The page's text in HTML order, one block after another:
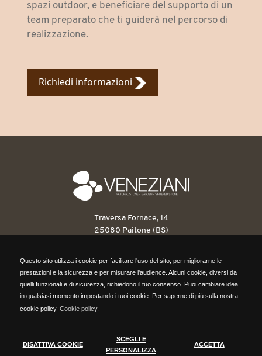
Questo sito utilizza i cookie per facilitare l'uso del sito, per migliorarne le
prestazioni e la sicurezza e per misurare l'audience. Alcuni cookie, diversi da
quelli funzionali e di sicurezza, richiedono il tuo consenso. Puoi cambiare idea
in qualsiasi momento impostando i tuoi cookie. Per saperne di più sulla nostra
DISATTIVA COOKIE SCEGLI COOKIE ACCETTA
Questo sito utilizza i cookie per facilitare l'uso del sito, per migliorarne le
prestazioni e la sicurezza e per misurare l'audience. Alcuni cookie, diversi da
quelli funzionali e di sicurezza, richiedono il tuo consenso. Puoi cambiare idea
in qualsiasi momento impostando i tuoi cookie. Per saperne di più sulla nostra
cookie policy Cookie policy.
DISATTIVA COOKIE
SCEGLI E
PERSONALIZZA
ACCETTA
spazi outdoor, e beneficiare del supporto di un
team preparato che ti guiderà nel percorso di
realizzazione.
Richiedi informazioni
Traversa Fornace, 14
25080 Paitone (BS)